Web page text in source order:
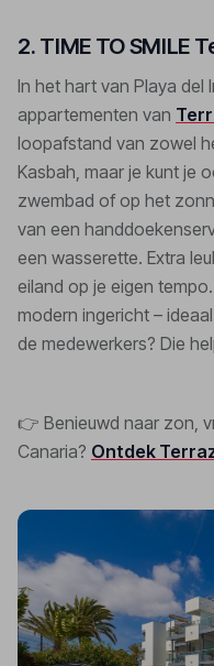
2. TIME TO SMILE
In het hart van Playa del
appartementen van
loopafstand van zowel
Kasbah, maar je kunt je
zwembad of op het
van een
een wasserette. Extra
eiland op je eigen
modern ingericht –
de medewerkers? Die
👉 Benieuwd naar zon,
Canaria? Ontdek